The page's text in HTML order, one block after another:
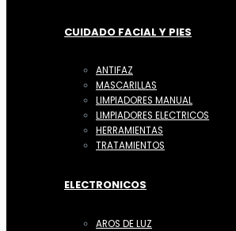
CUIDADO FACIAL Y PIES
ANTIFAZ
MASCARILLAS
LIMPIADORES MANUAL
LIMPIADORES ELECTRICOS
HERRAMIENTAS
TRATAMIENTOS
ELECTRONICOS
AROS DE LUZ